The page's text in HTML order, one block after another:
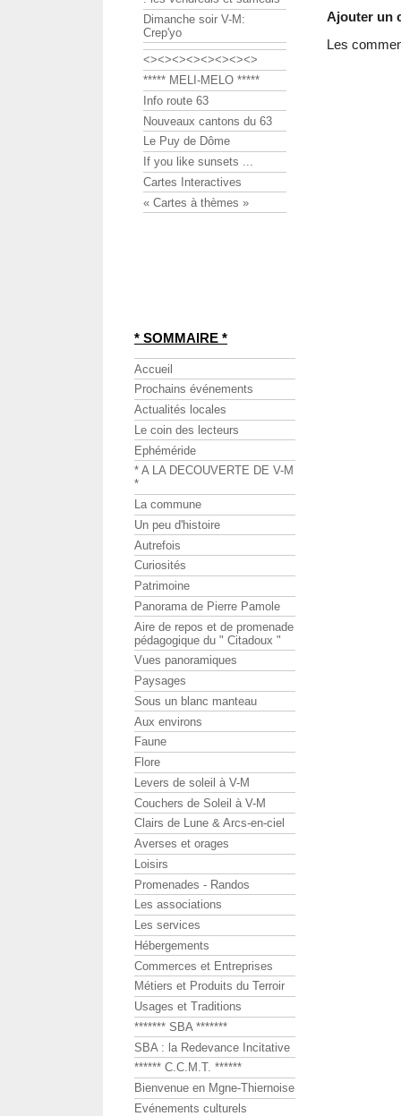
Ajouter un
Les
Dimanche soir V-M:
Crep'yo
<><><><><><><><>
***** MELI-MELO *****
Info route 63
Nouveaux cantons du 63
Le Puy de Dôme
If you like sunsets ...
Cartes Interactives
« Cartes à thèmes »
* SOMMAIRE *
Accueil
Prochains événements
Actualités locales
Le coin des lecteurs
Ephéméride
* A LA DECOUVERTE DE V-M
*
La commune
Un peu d'histoire
Autrefois
Curiosités
Patrimoine
Panorama de Pierre Pamole
Aire de repos et de promenade
pédagogique du " Citadoux "
Vues panoramiques
Paysages
Sous un blanc manteau
Aux environs
Faune
Flore
Levers de soleil à V-M
Couchers de Soleil à V-M
Clairs de Lune & Arcs-en-ciel
Averses et orages
Loisirs
Promenades - Randos
Les associations
Les services
Hébergements
Commerces et Entreprises
Métiers et Produits du Terroir
Usages et Traditions
******* SBA *******
SBA : la Redevance Incitative
****** C.C.M.T. ******
Bienvenue en Mgne-Thiernoise
Evénements culturels